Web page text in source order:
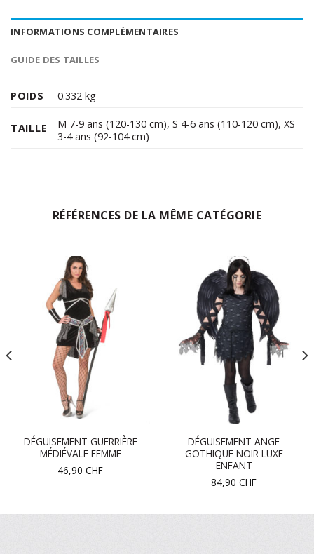
INFORMATIONS COMPLÉMENTAIRES
GUIDE DES TAILLES
POIDS 0.332 kg
TAILLE M 7-9 ans (120-130 cm),S 4-6 ans (110-120 cm),XS
3-4 ans (92-104 cm)
RÉFÉRENCES DE LA MÊME CATÉGORIE
DÉGUISEMENT GUERRIÈRE
MÉDIÉVALE FEMME
46,90 CHF
DÉGUISEMENT ANGE
GOTHIQUE NOIR LUXE
ENFANT
84,90 CHF